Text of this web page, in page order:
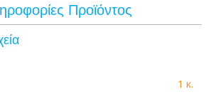
Προϊόντος
1 κ.